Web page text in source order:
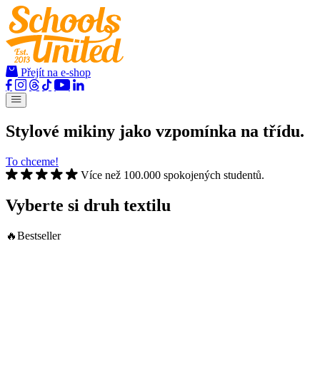
Přejít na e-shop
Stylové mikiny jako vzpomínka na třídu.
To chceme!
Více než 100.000 spokojených studentů.
Vyberte si druh textilu
🔥Bestseller